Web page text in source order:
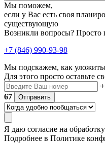
Мы поможем,
если у Вас есть своя
существующую
Возникли вопросы? Просто
+7 (846) 990-93-98
Мы подскажем, как
Для этого просто оставьте
67
Отправить
Я даю согласие на
Подробнее в Политике